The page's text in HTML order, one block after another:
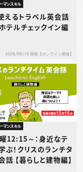
マンスキル
えるトラベル英会話
テルチェックイン編
2026/08/18 開催【オンライン開催】
マンスキル
12:15～：身近なテ
ぶ！クリスのランチタ
話 【暮らしと建物編】